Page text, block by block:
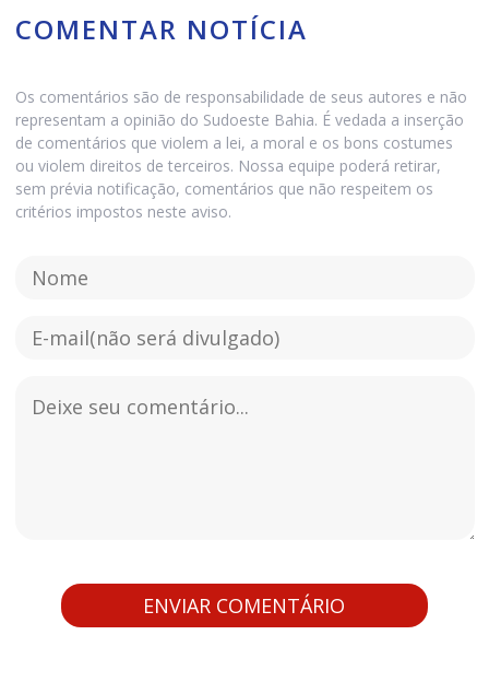
COMENTAR NOTÍCIA
Os comentários são de responsabilidade de seus autores e não
representam a opinião do Sudoeste Bahia. É vedada a inserção
de comentários que violem a lei, a moral e os bons costumes
ou violem direitos de terceiros. Nossa equipe poderá retirar,
sem prévia notificação, comentários que não respeitem os
critérios impostos neste aviso.